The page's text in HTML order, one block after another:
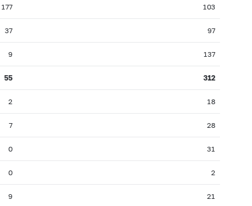
177 103
37 97
9 137
55 312
2 18
7 28
0 31
0 2
9 21